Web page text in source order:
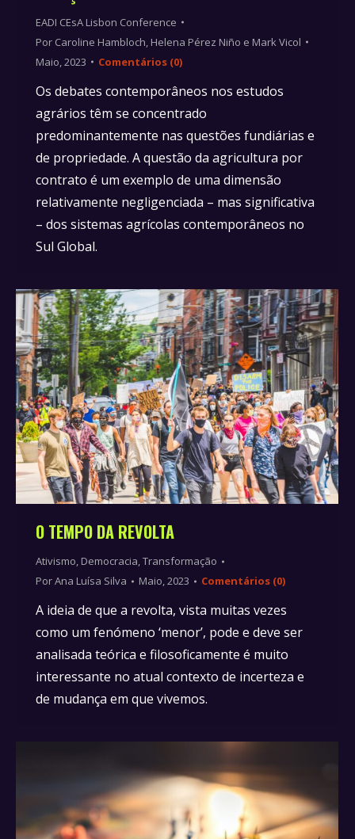
EADI CEsA Lisbon Conference
Por Caroline Hambloch, Helena Pérez Niño e Mark Vicol
Maio, 2023
Comentários (0)
Os debates contemporâneos nos estudos
agrários têm se concentrado
predominantemente nas questões fundiárias e
de propriedade. A questão da agricultura por
contrato é um exemplo de uma dimensão
relativamente negligenciada – mas significativa
– dos sistemas agrícolas contemporâneos no
Sul Global.
O TEMPO DA REVOLTA
Ativismo, Democracia,Transformação
PorAna Luísa Silva Maio, 2023 Comentários (0)
A ideia de que a revolta, vista muitas vezes
como um fenómeno ‘menor’, pode e deve ser
analisada teórica e filosoficamente é muito
interessante no atual contexto de incerteza e
de mudança em que vivemos.